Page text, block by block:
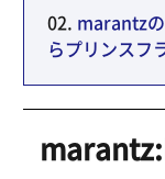
marantz
らプリンスフ